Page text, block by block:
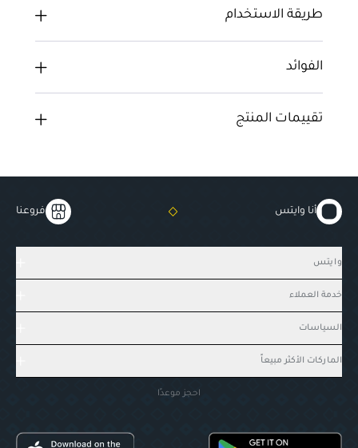
طريقة الاستخدام
الفوائد
تقييمات المنتج
أنا وايتس فروعنا
وايتس
خدمة العملاء
السياسات
الماركات الأكثر مبيعاً
احجز موعدًا